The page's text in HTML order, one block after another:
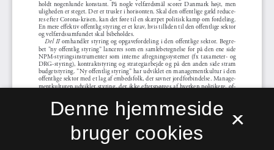
×
Denne hjemmeside
bruger cookies